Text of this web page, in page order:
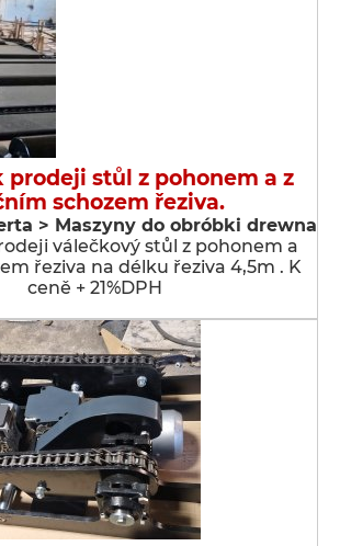
prodeji stůl z pohonem a z
schozem řeziva.
> Maszyny do obróbki drewna
válečkový stůl z pohonem a
řeziva na délku řeziva 4,5m . K
ceně + 21%DPH